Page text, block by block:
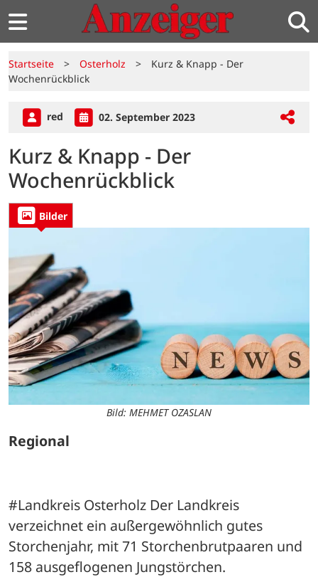
Startseite > Osterholz >
Kurz & Knapp - Der
Wochenrückblick
red 02. September 2023
Kurz & Knapp - Der
Wochenrückblick
Bilder
Bild: MEHMET OZASLAN
Regional
#Landkreis Osterholz Der Landkreis
verzeichnet ein außergewöhnlich gutes
Storchenjahr, mit 71 Storchenbrutpaaren und
158 ausgeflogenen Jungstörchen.